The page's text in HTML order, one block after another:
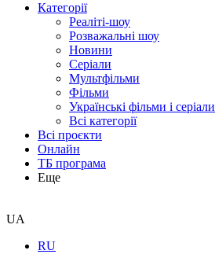
Категорії
Реаліті-шоу
Розважальні шоу
Новини
Серіали
Мультфільми
Фільми
Українські фільми і серіали
Всі категорії
Всі проєкти
Онлайн
ТБ програма
Еще
UA
RU